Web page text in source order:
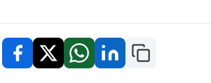
FacebookX / TwitterWhatsAppLinkedInCopiar enlace